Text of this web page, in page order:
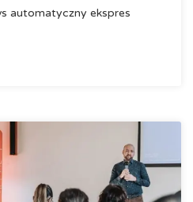
automatyczny ekspres